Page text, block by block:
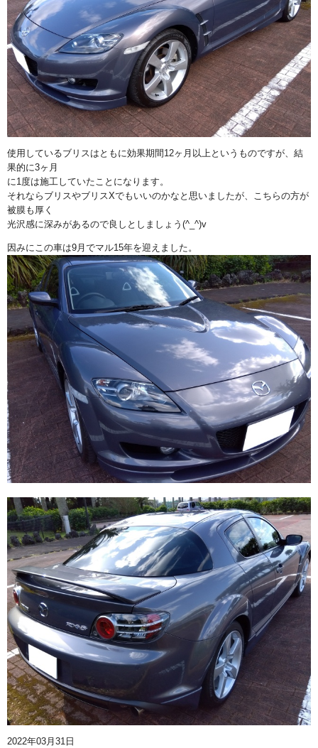
使用しているブリスはともに効果期間12ヶ月以上というものですが、結
果的に3ヶ月
に1度は施工していたことになります。
それならブリスやブリスXでもいいのかなと思いましたが、こちらの方が
被膜も厚く
光沢感に深みがあるので良しとしましょう(^_^)v
因みにこの車は9月でマル15年を迎えました。
2022年03月31日